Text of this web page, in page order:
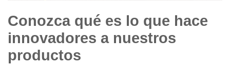
Conozca qué es lo que hace
innovadores a nuestros
productos